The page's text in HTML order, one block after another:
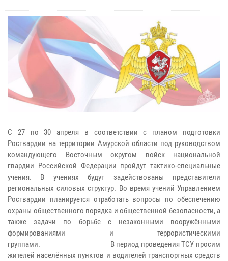
С 27 по 30 апреля в соответствии с планом подготовки
Росгвардии на территории Амурской области под руководством
командующего Восточным округом войск национальной
гвардии Российской Федерации пройдут тактико-специальные
учения. В учениях будут задействованы представители
региональных силовых структур. Во время учений Управлением
Росгвардии планируется отработать вопросы по обеспечению
охраны общественного порядка и общественной безопасности, а
также задачи по борьбе с незаконными вооружёнными
формированиями и террористическими
группами. В период проведения ТСУ просим
жителей населённых пунктов и водителей транспортных средств